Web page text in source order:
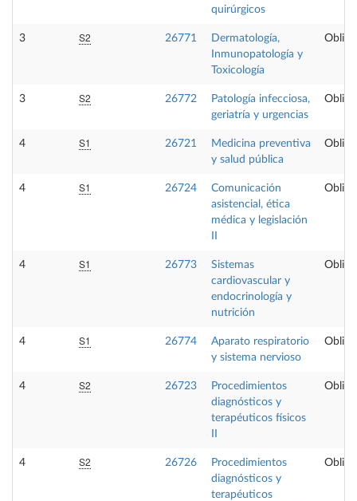
quirúrgicos
3 S2 26771
Dermatología,
Inmunopatología y
Toxicología
3 S2 26772
Patología infecciosa,
geriatría y urgencias
4 S1 26721
Medicina preventiva
y salud pública
4 S1 26724
Comunicación
asistencial, ética
médica y legislación
4 S1 26773
Sistemas
cardiovascular y
endocrinología y
nutrición
4 S1 26774
Aparato respiratorio
y sistema nervioso
4 S2 26723
Procedimientos
diagnósticos y
terapéuticos físicos
4 S2 26726
Procedimientos
diagnósticos y
terapéuticos